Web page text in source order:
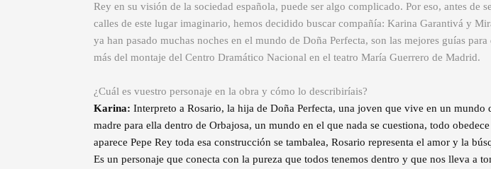
Rey en su visión de la sociedad española, puede ser algo complicado. Por eso, antes de
calles de este lugar imaginario, hemos decidido buscar compañía: Karina Garantivá y
ya han pasado muchas noches en el mundo de Doña Perfecta, son las mejores guías
más del montaje del Centro Dramático Nacional en el teatro María Guerrero de Madrid.
¿Cuál es vuestro personaje en la obra y cómo lo describiríais?
Karina: Interpreto a Rosario, la hija de Doña Perfecta, una joven que vive en un mundo
madre para ella dentro de Orbajosa, un mundo en el que nada se cuestiona, todo
aparece Pepe Rey toda esa construcción se tambalea, Rosario representa el amor y la
Es un personaje que conecta con la pureza que todos tenemos dentro y que nos lleva a